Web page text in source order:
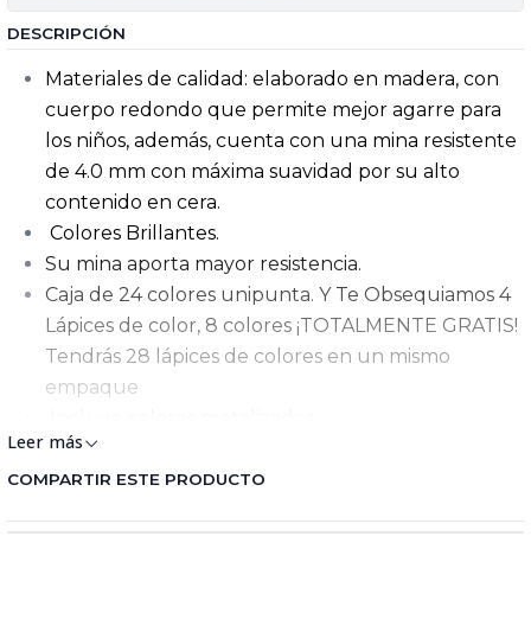
DESCRIPCIÓN
Materiales de calidad: elaborado en madera, con
cuerpo redondo que permite mejor agarre para
los niños, además, cuenta con una mina resistente
de 4.0 mm con máxima suavidad por su alto
contenido en cera.
Colores Brillantes.
Su mina aporta mayor resistencia.
Caja de 24 colores unipunta. Y Te Obsequiamos 4
Lápices de color, 8 colores ¡TOTALMENTE GRATIS!
Tendrás 28 lápices de colores en un mismo
empaque
Recomendados para niños mayores de 3 años.
Leer más
COMPARTIR ESTE PRODUCTO